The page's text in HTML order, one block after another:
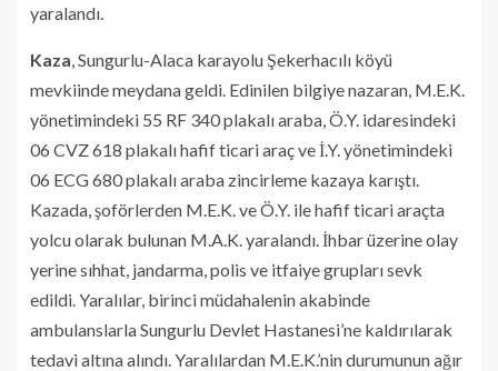
yaralandı.
Kaza , Sungurlu-Alaca karayolu Şekerhacılı köyü
mevkiinde meydana geldi. Edinilen bilgiye nazaran, M.E.K.
yönetimindeki 55 RF 340 plakalı araba, Ö.Y. idaresindeki
06 CVZ 618 plakalı hafif ticari araç ve İ.Y. yönetimindeki
06 ECG 680 plakalı araba zincirleme kazaya karıştı.
Kazada, şoförlerden M.E.K. ve Ö.Y. ile hafif ticari araçta
yolcu olarak bulunan M.A.K. yaralandı. İhbar üzerine olay
yerine sıhhat, jandarma, polis ve itfaiye grupları sevk
edildi. Yaralılar, birinci müdahalenin akabinde
ambulanslarla Sungurlu Devlet Hastanesi’ne kaldırılarak
tedavi altına alındı. Yaralılardan M.E.K.’nin durumunun ağır